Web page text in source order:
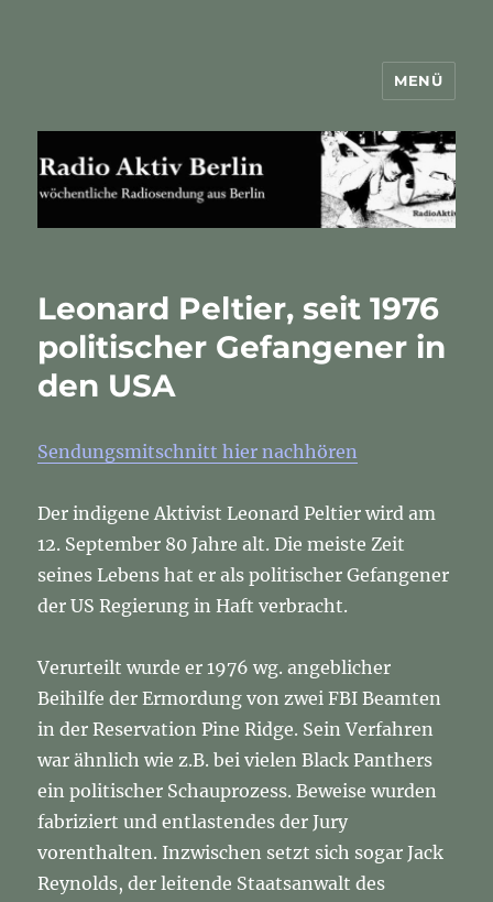
MENÜ
Leonard Peltier, seit 1976
politischer Gefangener in
den USA
Sendungsmitschnitt hier nachhören
Der indigene Aktivist Leonard Peltier wird am
12. September 80 Jahre alt. Die meiste Zeit
seines Lebens hat er als politischer Gefangener
der US Regierung in Haft verbracht.
Verurteilt wurde er 1976 wg. angeblicher
Beihilfe der Ermordung von zwei FBI Beamten
in der Reservation Pine Ridge. Sein Verfahren
war ähnlich wie z.B. bei vielen Black Panthers
ein politischer Schauprozess. Beweise wurden
fabriziert und entlastendes der Jury
vorenthalten. Inzwischen setzt sich sogar Jack
Reynolds, der leitende Staatsanwalt des